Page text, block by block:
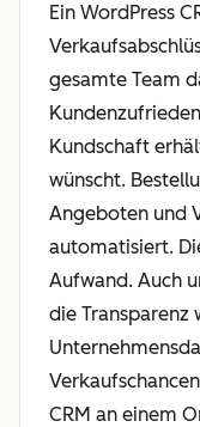
Ein WordPress
gesamte Team
Kundschaft
wünscht.
Angeboten und
automatisiert.
Aufwand. Auch
die Transparenz
CRM an einem